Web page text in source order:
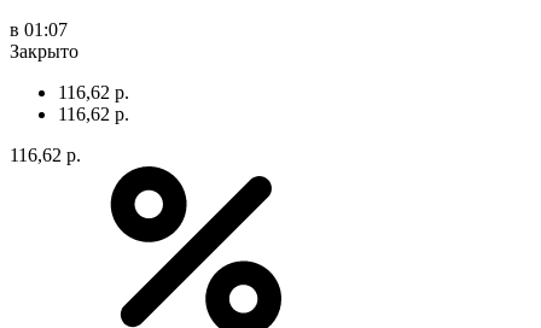
в 01:07
Закрыто
116,62 р.
116,62 р.
116,62 р.